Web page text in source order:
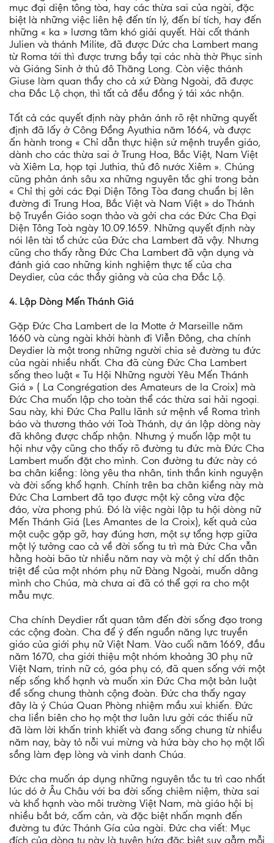
mục đại diện tông tòa, hay các thừa sai của ngài, đặc
biệt là những việc liên hệ đến tín lý, đến bí tích, hay đến
những « ka » lương tâm khó giải quyết. Hài cốt thánh
Julien và thánh Milite, đã được Dức cha Lambert mang
từ Roma tới thì được trưng bầy tại các nhà thờ Phục sinh
và Giáng Sinh ở thủ đô Thăng Long. Còn việc thánh
Giuse làm quan thầy cho cả xứ Ðàng Ngoài, đã được
cha Ðắc Lộ chọn, thì tất cả đều đồng ý tái xác nhận.
Tất cả các quyết định này phản ánh rõ rệt những quyết
định đã lấy ở Công Ðồng Ayuthia năm 1664, và được
ấn hành trong « Chỉ dẫn thực hiện sứ mệnh truyền giáo,
dành cho các thừa sai ở Trung Hoa, Bắc Việt, Nam Việt
và Xiêm La, họp tại Juthia, thủ đô nước Xiêm ». Chúng
cũng phản ánh sâu xa những nguyên tắc ghi trong bản
« Chỉ thị gởi các Ðại Diện Tông Tòa đang chuẩn bị lên
đường đi Trung Hoa, Bắc Việt và Nam Việt » do Thánh
bộ Truyền Giáo soạn thảo và gởi cha các Ðức Cha Ðại
Diện Tông Toà ngày 10.09.1659. Những quyết định này
nói lên tài tổ chức của Ðức cha Lambert đã vậy. Nhưng
cũng cho thấy rằng Ðức Cha Lambert đã vận dụng và
đánh giá cao những kinh nghiệm thực tế của cha
Deydier, của các thầy giảng và của cha Ðắc Lộ.
4. Lập Dòng Mến Thánh Giá
Gặp Ðức Cha Lambert de la Motte ở Marseille năm
1660 và cùng ngài khởi hành đi Viễn Ðông, cha chính
Deydier là một trong những người chia sẻ đường tu đức
của ngài nhiều nhất. Cha đã cùng Ðức Cha Lambert
sống theo luật « Tu Hội Những người Yêu Mến Thánh
Giá » ( La Congrégation des Amateurs de la Croix) mà
Ðức Cha muốn lập cho toàn thể các thừa sai hải ngoại.
Sau này, khi Ðức Cha Pallu lãnh sứ mệnh về Roma trình
báo và thương thảo với Toà Thánh, dự án lập dòng này
đã không được chấp nhận. Nhưng ý muốn lập một tu
hội như vậy cũng cho thấy rõ đường tu đức mà Ðức Cha
Lambert muốn đặt cho mình. Con đường tu đức này có
ba chân kiềng: lòng yêu tha nhân, tinh thần kinh nguyện
và đời sống khổ hạnh. Chính trên ba chân kiềng này mà
Ðức Cha Lambert đã tạo được một kỳ công vừa độc
đáo, vừa phong phú. Ðó là việc ngài lập tu hội dòng nữ
Mến Thánh Giá (Les Amantes de la Croix), kết quả của
một cuộc gặp gỡ, hay đúng hơn, một sự tổng hợp giữa
một lý tưởng cao cả về đời sống tu trì mà Ðức Cha vẫn
hằng hoài bão từ nhiều năm nay và một ý chí dấn thân
triệt để của một nhóm phụ nữ Ðàng Ngoài, muốn dâng
mình cho Chúa, mà chưa ai đã có thể gợi ra cho một
mẫu mực.
Cha chính Deydier rất quan tâm đến đời sống đạo trong
các cộng đoàn. Cha để ý đến nguồn năng lực truyền
giáo của giới phụ nữ Việt Nam. Vào cuối năm 1669, đầu
năm 1670, cha giới thiệu một nhóm khoảng 30 phụ nữ
Việt Nam, trinh nữ có, góa phụ có, đã quen sống với một
nếp sống khổ hạnh và muốn xin Ðức Cha một bản luật
để sống chung thành cộng đoàn. Ðức cha thấy ngay
đây là ý Chúa Quan Phòng nhiệm mầu xui khiến. Ðức
cha liền biên cho họ một thơ luân lưu gởi các thiếu nữ
đã làm lời khấn trinh khiết và đang sống chung từ nhiều
năm nay, bày tỏ nỗi vui mừng và hứa bày cho họ một lối
sồng làm đẹp lòng và vinh danh Chúa.
Ðức cha muốn áp dụng những nguyên tắc tu trì cao nhất
lúc dó ở Âu Châu với ba đời sống chiêm niệm, thừa sai
và khổ hạnh vào môi trường Việt Nam, mà giáo hội bị
nhiều bắt bớ, cấm cản, và đặc biệt nhấn mạnh đến
đường tu đức Thánh Gía của ngài. Ðức cha viết: Mục
đích của dòng tu này là tuyên hứa đặc biệt suy gẫm mỗi